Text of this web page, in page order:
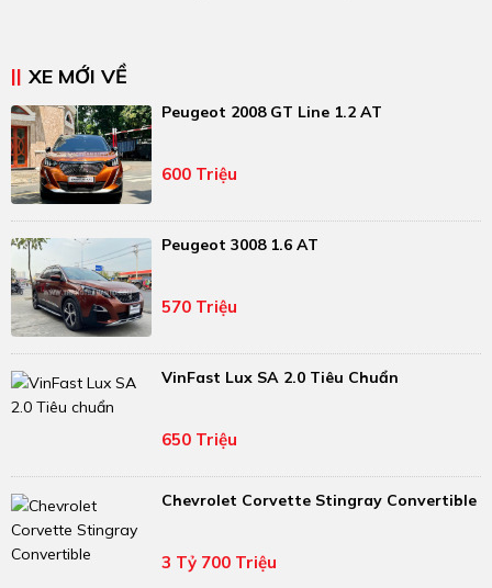
XE MỚI VỀ
Peugeot 2008 GT Line 1.2 AT
600 Triệu
Peugeot 3008 1.6 AT
570 Triệu
VinFast Lux SA 2.0 Tiêu Chuẩn
650 Triệu
Chevrolet Corvette Stingray Convertible
3 Tỷ 700 Triệu